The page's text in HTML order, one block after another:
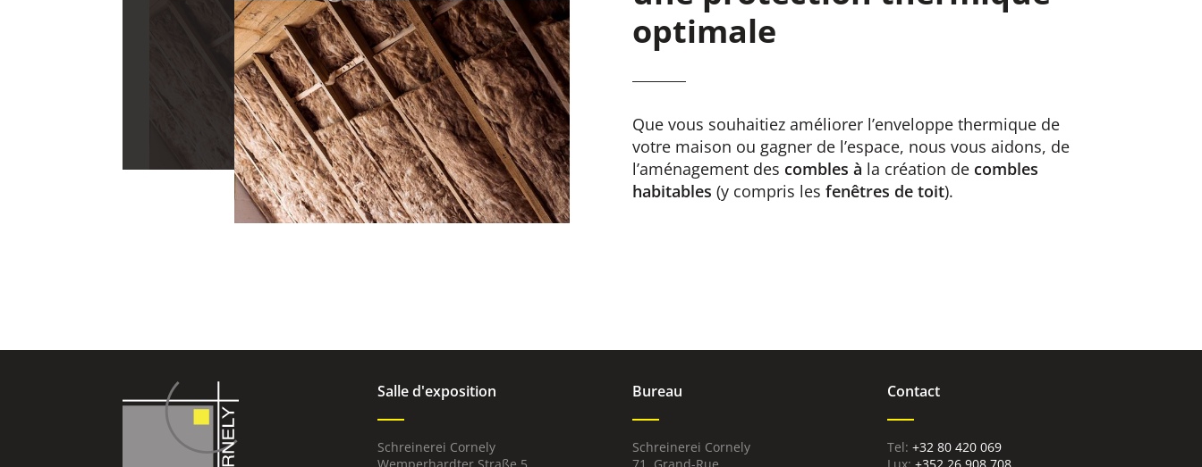
optimale
Que vous souhaitiez améliorer l’enveloppe thermique de
votre maison ou gagner de l’espace, nous vous aidons, de
l’aménagement des combles à la création de combles
habitables (y compris les fenêtres de toit).
Salle d'exposition
Schreinerei Cornely
Bureau
Schreinerei Cornely
Contact
+32 80 420 069